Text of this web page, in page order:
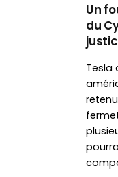
Un
du
Tesla